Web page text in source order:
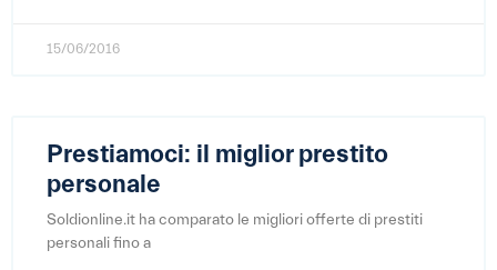
15/06/2016
Prestiamoci: il miglior prestito
personale
Soldionline.it ha comparato le migliori offerte di prestiti
personali fino a